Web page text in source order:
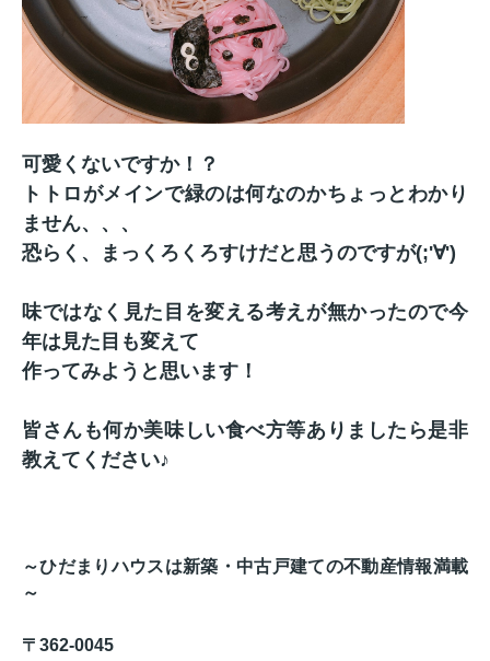
可愛くないですか！？
トトロがメインで緑のは何なのかちょっとわかり
ません、、、
恐らく、まっくろくろすけだと思うのですが(;'∀')
味ではなく見た目を変える考えが無かったので今
年は見た目も変えて
作ってみようと思います！
皆さんも何か美味しい食べ方等ありましたら是非
教えてください♪
～ひだまりハウスは新築・中古戸建ての不動産情報満載
～
〒362-0045